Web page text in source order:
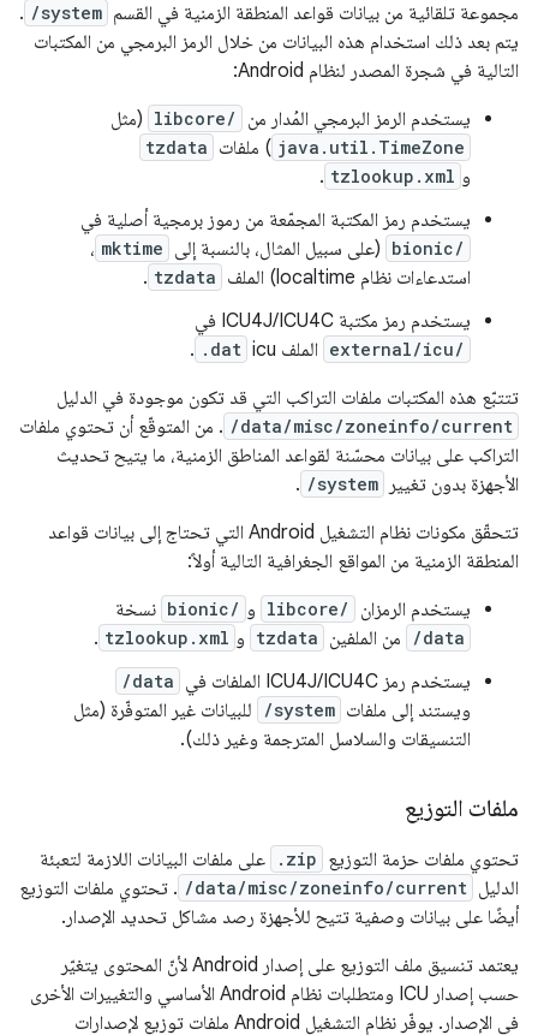
مجموعة تلقائية من بيانات قواعد المنطقة الزمنية في القسم /system
.
يتم بعد ذلك استخدام هذه البيانات من خلال الرمز البرمجي من المكتبات
التالية في شجرة المصدر لنظام Android:
يستخدم الرمز البرمجي المُدار من
libcore/ (مثل
java.util.TimeZone ) ملفات tzdata
و tzlookup.xml
.
يستخدم رمز المكتبة المجمّعة من رموز برمجية أصلية في
bionic/ (على سبيل المثال، بالنسبة إلى mktime ،
استدعاءات نظام localtime) الملف
tzdata
.
يستخدم رمز مكتبة ICU4J/ICU4C في
external/icu/ الملف icu .dat
.
تتتبّع هذه المكتبات ملفات التراكب التي قد تكون موجودة في الدليل
/data/misc/zoneinfo/current . من المتوقّع أن تحتوي ملفات
التراكب على بيانات محسّنة لقواعد المناطق الزمنية، ما يتيح تحديث
الأجهزة بدون تغيير
/system
.
تتحقّق مكونات نظام التشغيل Android التي تحتاج إلى بيانات قواعد
المنطقة الزمنية من المواقع الجغرافية التالية أولاً:
يستخدم الرمزان
libcore/ و bionic/ نسخة
/data من الملفين tzdata و tzlookup.xml
.
يستخدم رمز ICU4J/ICU4C الملفات في
/data
ويستند إلى ملفات /system
للبيانات غير المتوفّرة (مثل
التنسيقات والسلاسل المترجمة وغير ذلك).
ملفات التوزيع
تحتوي ملفات حزمة التوزيع .zip
على ملفات البيانات اللازمة لتعبئة
الدليل /data/misc/zoneinfo/current . تحتوي ملفات التوزيع
أيضًا على بيانات وصفية تتيح للأجهزة رصد مشاكل تحديد الإصدار.
يعتمد تنسيق ملف التوزيع على إصدار Android لأنّ المحتوى يتغيّر
حسب إصدار ICU ومتطلبات نظام Android الأساسي والتغييرات الأخرى
في الإصدار. يوفّر نظام التشغيل Android ملفات توزيع لإصدارات